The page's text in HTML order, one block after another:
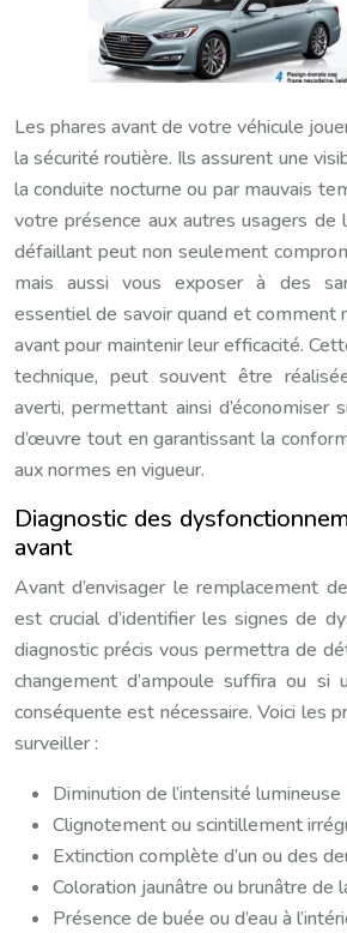
Les phares avant de votre véhicule
la sécurité routière. Ils assurent une
la conduite nocturne ou par mauvais
votre présence aux autres usagers de
défaillant peut non seulement
mais aussi vous exposer à des
essentiel de savoir quand et comment
avant pour maintenir leur efficacité.
technique, peut souvent être
averti, permettant ainsi d’économiser
d’œuvre tout en garantissant la
aux normes en vigueur.
Diagnostic des
avant
Avant d’envisager le remplacement
est crucial d’identifier les signes de
diagnostic précis vous permettra de
changement d’ampoule suffira ou si
conséquente est nécessaire. Voici les
surveiller :
Diminution de l’intensité lumineuse
Clignotement ou scintillement
Extinction complète d’un ou des
Coloration jaunâtre ou brunâtre de
Présence de buée ou d’eau à